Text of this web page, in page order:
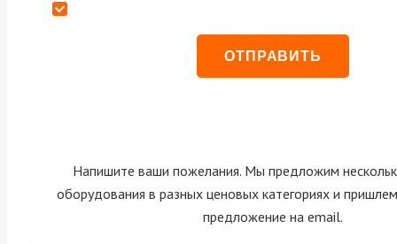
Напишите ваши пожелания. Мы предложим
оборудования в разных ценовых категориях и
предложение на email.